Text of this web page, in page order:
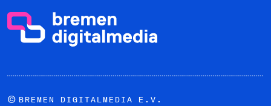
© BREMEN DIGITALMEDIA E.V.